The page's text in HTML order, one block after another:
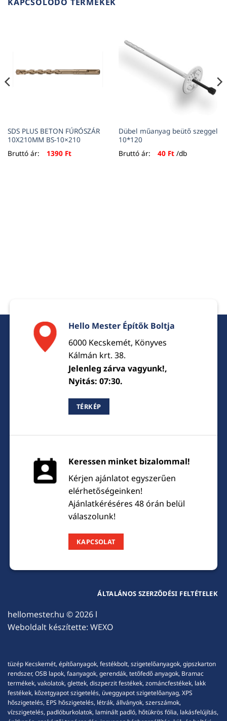
SDS PLUS BETON FÚRÓSZÁR
10X210MM BS-10×210
Bruttó ár:
1390 Ft
Dübel műanyag beütő szeggel
10*120
Bruttó ár:
40 Ft/db
Hello Mester Építők Boltja
6000 Kecskemét, Könyves
Kálmán krt. 38.
Jelenleg zárva vagyunk!,
Nyitás: 07:30.
TÉRKÉP
Keressen minket bizalommal!
Kérjen ajánlatot egyszerűen
elérhetőségeinken!
Ajánlatkéréséres 48 órán belül
válaszolunk!
KAPCSOLAT
hellomester.hu © 2026 l
Weboldalt készítette: WEXO
ÁLTALÁNOS SZERZŐDÉSI FELTÉTELEK
tüzép Kecskemét, építőanyagok, festékbolt, szigetelőanyagok, gipszkarton
rendszer, OSB lapok, faanyagok, gerendák, tetőfedő anyagok, Bramac
termékek, vakolatok, glettek, diszperzit festékek, zománcfestékek, lakk
festékek, kőzetgyapot szigetelés, üveggyapot szigetelőanyag, XPS
hőszigetelés, EPS hőszigetelés, létrák, állványok, szerszámok,
vízszigetelés, padlóburkolatok, laminált padló, hőtükrös fólia, lakásfelújítás,